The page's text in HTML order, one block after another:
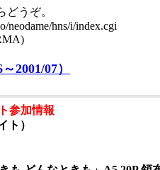
どうぞ。
neodame/hns/i/index.cgi
2001/07）
参加情報
ト）